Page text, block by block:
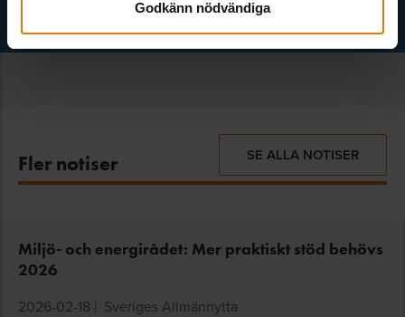
Godkänn nödvändiga
Fler notiser SE ALLA NOTISER
Miljö- och energirådet: Mer praktiskt stöd behövs
2026
2026-02-18 | Sveriges Allmännytta